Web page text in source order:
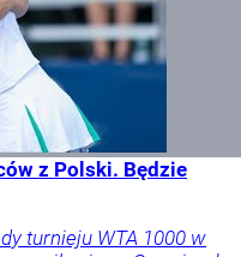
z Polski. Będzie
turnieju WTA 1000 w